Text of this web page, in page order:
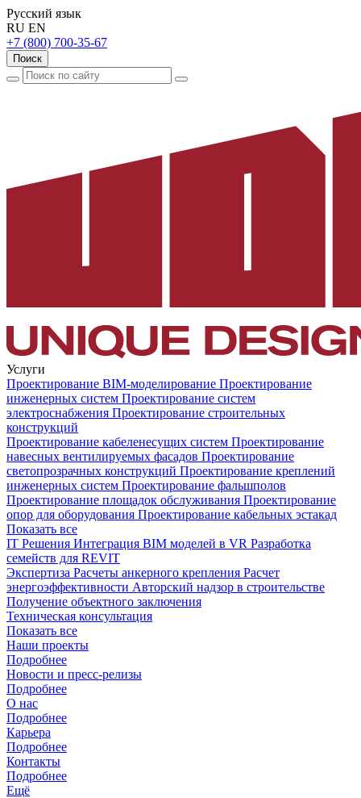
Русский язык
RU EN
+7 (800) 700-35-67
Поиск
Услуги
Проектирование BIM-моделирование Проектирование
инженерных систем Проектирование систем
электроснабжения Проектирование строительных
конструкций
Проектирование кабеленесущих систем Проектирование
навесных вентилируемых фасадов Проектирование
светопрозрачных конструкций Проектирование креплений
инженерных систем Проектирование фальшполов
Проектирование площадок обслуживания Проектирование
опор для оборудования Проектирование кабельных эстакад
Показать все
IT Решения Интеграция BIM моделей в VR Разработка
семейств для REVIT
Экспертиза Расчеты анкерного крепления Расчет
энергоэффективности Авторский надзор в строительстве
Получение объектного заключения
Техническая консультация
Показать все
Наши проекты
Подробнее
Новости и пресс-релизы
Подробнее
О нас
Подробнее
Карьера
Подробнее
Контакты
Подробнее
Ещё